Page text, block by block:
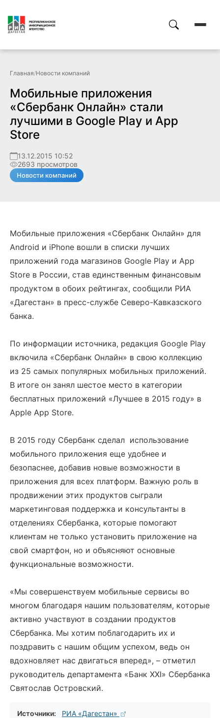
Главная/Новости компаний
Мобильные приложения
«Сбербанк Онлайн» стали
лучшими в Google Play и App
Store
13.12.2015 10:52
2693 просмотров
Новости компаний
Мобильные приложения «Сбербанк Онлайн» для
Android и iPhone вошли в списки лучших
приложений года магазинов Google Play и App
Store в России, став единственным финансовым
продуктом в обоих рейтингах, сообщили РИА
«Дагестан» в пресс-службе Северо-Кавказского
банка.
По информации источника, редакция Google Play
включила «Сбербанк Онлайн» в свою коллекцию
из 25 самых популярных мобильных приложений.
В итоге он занял шестое место в категории
бесплатных приложений «Лучшее в 2015 году» в
Apple App Store.
В 2015 году Сбербанк сделал использование
мобильного приложения еще удобнее и
безопаснее, добавив новые возможности в
приложения для всех платформ. Важную роль в
продвижении этих продуктов сыграли
маркетинговая поддержка и консультанты в
отделениях Сбербанка, которые помогают
клиентам не только установить приложение на
свой смартфон, но и объясняют основные
функциональные возможности.
«Мы совершенствуем мобильные сервисы во
многом благодаря нашим пользователям, которые
активно участвуют в создании продуктов
Сбербанка. Мы хотим поблагодарить их и
поздравить с нашим общим успехом, ведь он
вдохновляет нас двигаться вперед», – отметил
руководитель департамента «Банк XXI» Сбербанка
Святослав Островский.
Источники: РИА «Дагестан»